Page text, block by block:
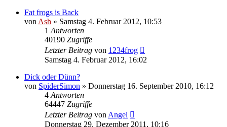
Fat frogs is Back
von Ash » Samstag 4. Februar 2012, 10:53
1 Antworten
40190 Zugriffe
Letzter Beitrag von 1234frog
Samstag 4. Februar 2012, 16:02
Dick oder Dünn?
von SpiderSimon » Donnerstag 16. September 2010, 16:12
4 Antworten
64447 Zugriffe
Letzter Beitrag von Angel
Donnerstag 29. Dezember 2011, 10:16